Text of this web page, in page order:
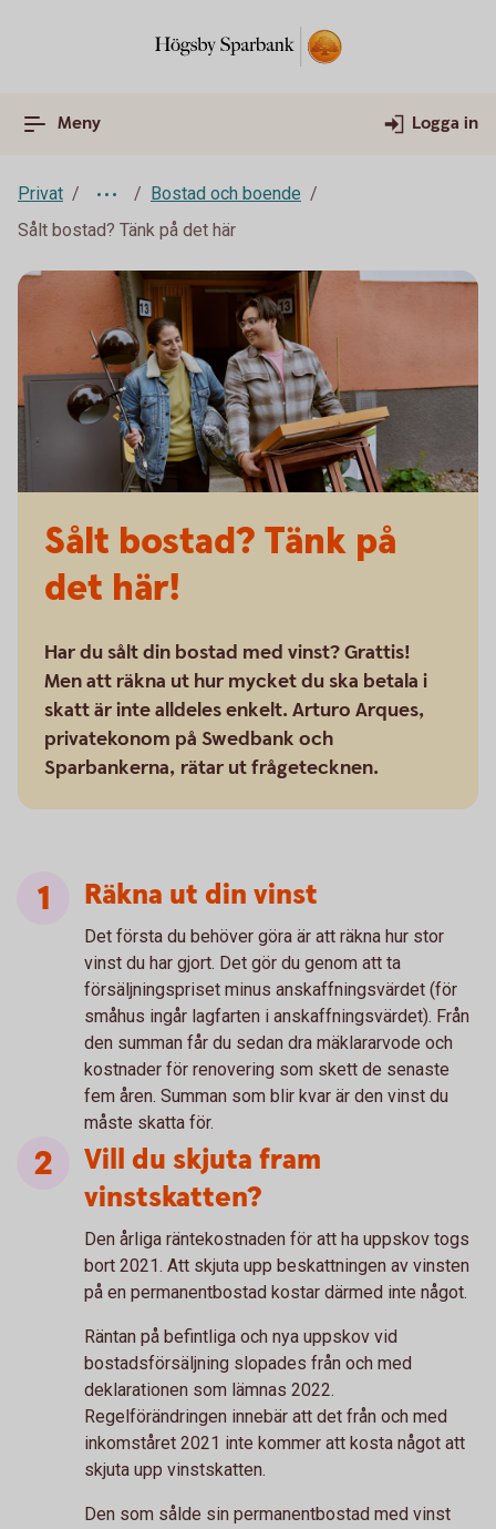
Meny Logga in
Privat
Bostad och boende
Sålt bostad? Tänk på det här
Sålt bostad? Tänk på
det här!
Har du sålt din bostad med vinst? Grattis!
Men att räkna ut hur mycket du ska betala i
skatt är inte alldeles enkelt. Arturo Arques,
privatekonom på Swedbank och
Sparbankerna, rätar ut frågetecknen.
Räkna ut din vinst
Det första du behöver göra är att räkna hur stor
vinst du har gjort. Det gör du genom att ta
försäljningspriset minus anskaffningsvärdet (för
småhus ingår lagfarten i anskaffningsvärdet). Från
den summan får du sedan dra mäklararvode och
kostnader för renovering som skett de senaste
fem åren. Summan som blir kvar är den vinst du
måste skatta för.
Vill du skjuta fram
vinstskatten?
Den årliga räntekostnaden för att ha uppskov togs
bort 2021. Att skjuta upp beskattningen av vinsten
på en permanentbostad kostar därmed inte något.
Räntan på befintliga och nya uppskov vid
bostadsförsäljning slopades från och med
deklarationen som lämnas 2022.
Regelförändringen innebär att det från och med
inkomståret 2021 inte kommer att kosta något att
skjuta upp vinstskatten.
Den som sålde sin permanentbostad med vinst